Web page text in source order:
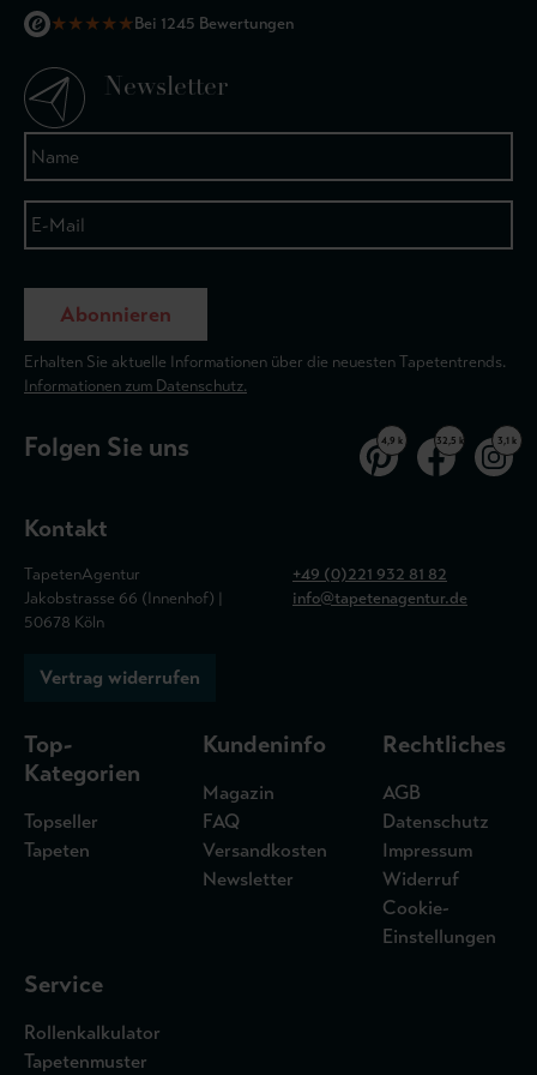
★★★★★Bei 1245 Bewertungen
Newsletter
Abonnieren
Erhalten Sie aktuelle Informationen über die neuesten Tapetentrends.
Informationen zum Datenschutz.
Folgen Sie uns 4,9 k 32,5 k 3,1 k
Kontakt
TapetenAgentur
Jakobstrasse 66 (Innenhof) |
50678 Köln
+49 (0)221 932 81 82
info@tapetenagentur.de
Vertrag widerrufen
Top-
Kategorien
Topseller
Tapeten
Kundeninfo
Magazin
FAQ
Versandkosten
Newsletter
Rechtliches
AGB
Datenschutz
Impressum
Widerruf
Cookie-
Einstellungen
Service
Rollenkalkulator
Tapetenmuster